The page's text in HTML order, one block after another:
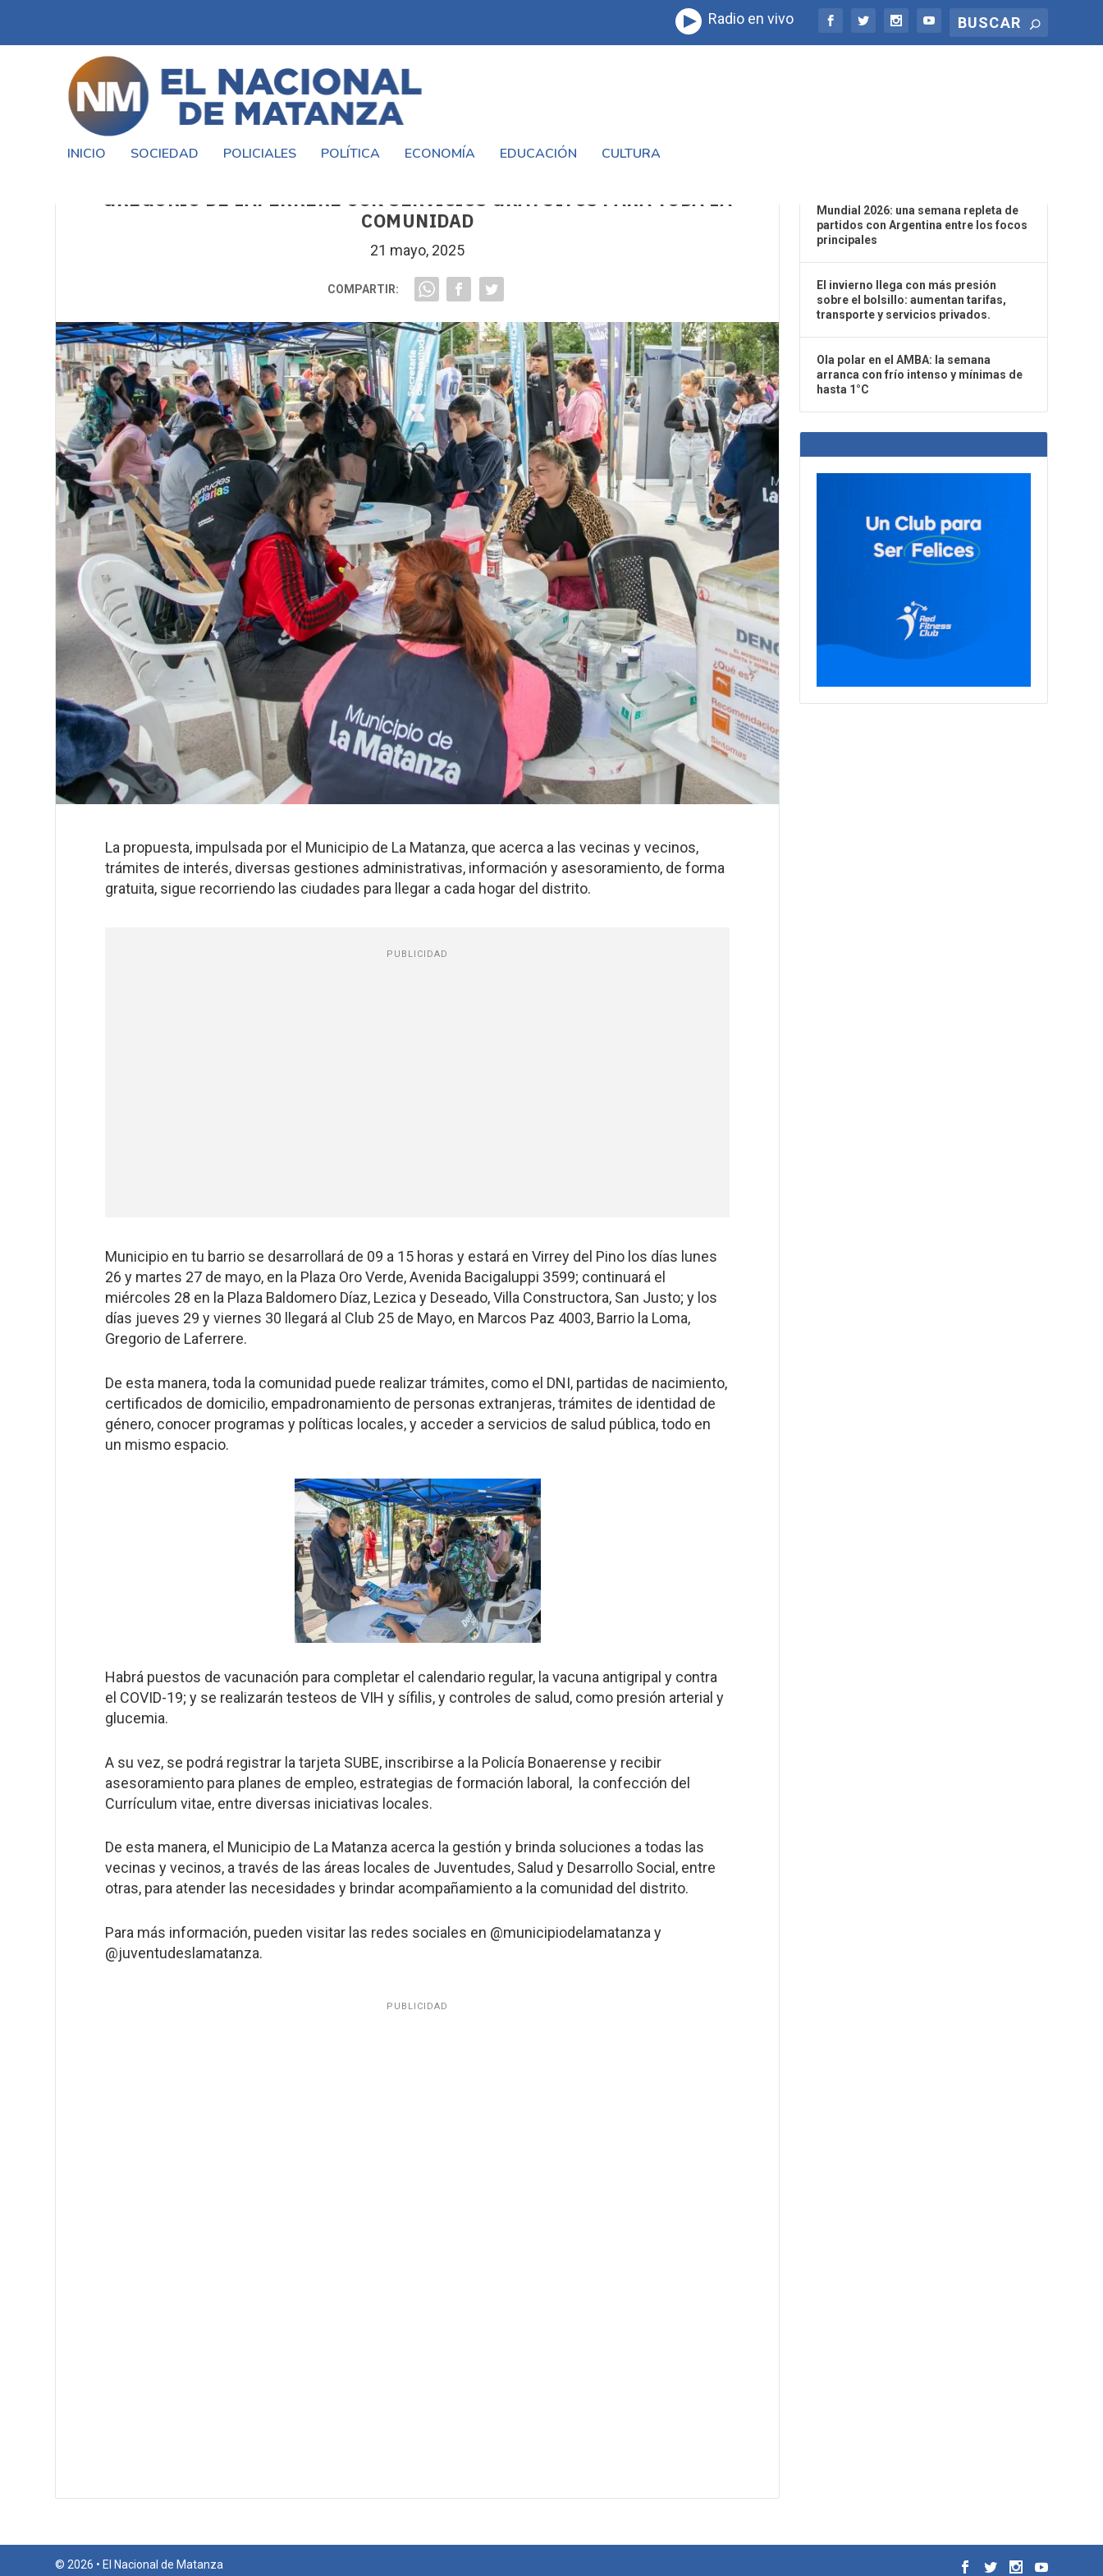
Radio en vivo
INICIO SOCIEDAD POLICIALES POLÍTICA ECONOMÍA EDUCACIÓN CULTURA
GREGORIO DE LAFERRERE CON SERVICIOS GRATUITOS PARA TODA LA
COMUNIDAD
21 mayo, 2025
COMPARTIR:
La propuesta, impulsada por el Municipio de La Matanza, que acerca a las vecinas y vecinos,
trámites de interés, diversas gestiones administrativas, información y asesoramiento, de forma
gratuita, sigue recorriendo las ciudades para llegar a cada hogar del distrito.
PUBLICIDAD
Municipio en tu barrio se desarrollará de 09 a 15 horas y estará en Virrey del Pino los días lunes
26 y martes 27 de mayo, en la Plaza Oro Verde, Avenida Bacigaluppi 3599; continuará el
miércoles 28 en la Plaza Baldomero Díaz, Lezica y Deseado, Villa Constructora, San Justo; y los
días jueves 29 y viernes 30 llegará al Club 25 de Mayo, en Marcos Paz 4003, Barrio la Loma,
Gregorio de Laferrere.
De esta manera, toda la comunidad puede realizar trámites, como el DNI, partidas de nacimiento,
certificados de domicilio, empadronamiento de personas extranjeras, trámites de identidad de
género, conocer programas y políticas locales, y acceder a servicios de salud pública, todo en
un mismo espacio.
Habrá puestos de vacunación para completar el calendario regular, la vacuna antigripal y contra
el COVID-19; y se realizarán testeos de VIH y sífilis, y controles de salud, como presión arterial y
glucemia.
A su vez, se podrá registrar la tarjeta SUBE, inscribirse a la Policía Bonaerense y recibir
asesoramiento para planes de empleo, estrategias de formación laboral, la confección del
Currículum vitae, entre diversas iniciativas locales.
De esta manera, el Municipio de La Matanza acerca la gestión y brinda soluciones a todas las
vecinas y vecinos, a través de las áreas locales de Juventudes, Salud y Desarrollo Social, entre
otras, para atender las necesidades y brindar acompañamiento a la comunidad del distrito.
Para más información, pueden visitar las redes sociales en @municipiodelamatanza y
@juventudeslamatanza.
PUBLICIDAD
Mundial 2026: una semana repleta de
partidos con Argentina entre los focos
principales
El invierno llega con más presión
sobre el bolsillo: aumentan tarifas,
transporte y servicios privados.
Ola polar en el AMBA: la semana
arranca con frío intenso y mínimas de
hasta 1°C
© 2026 • El Nacional de Matanza